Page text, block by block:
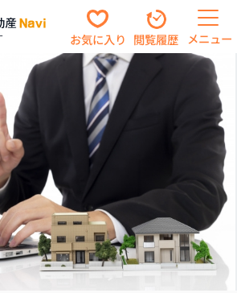
お気に入り 閲覧履歴 メニュー